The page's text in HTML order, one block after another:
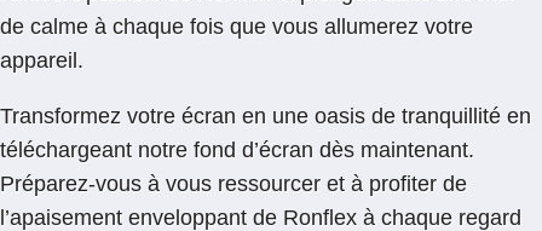
de calme à chaque fois que vous allumerez votre
appareil.
Transformez votre écran en une oasis de tranquillité en
téléchargeant notre fond d’écran dès maintenant.
Préparez-vous à vous ressourcer et à profiter de
l’apaisement enveloppant de Ronflex à chaque regard